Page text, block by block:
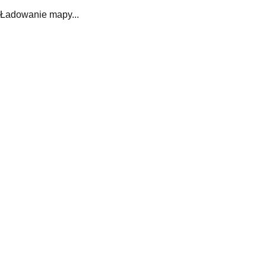
Ładowanie mapy...